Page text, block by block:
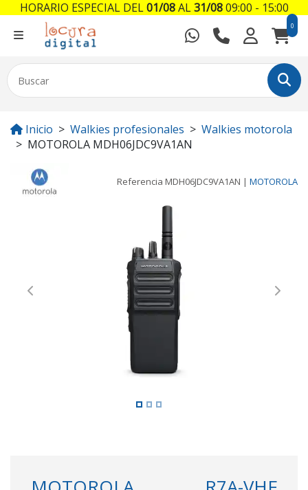
0
Inicio Walkies profesionales
Walkies motorola
MOTOROLA MDH06JDC9VA1AN
Referencia MDH06JDC9VA1AN | MOTOROLA
Previous Next
HORARIO ESPECIAL DEL01/08AL31/0809:00 - 15:00